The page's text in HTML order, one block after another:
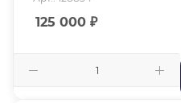
125 000 ₽